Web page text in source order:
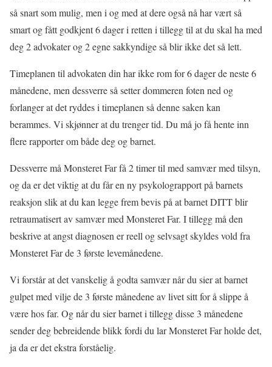
så snart som mulig, men i og med at dere også nå har vært så
smart og fått godkjent 6 dager i retten i tillegg til at du skal ha med
deg 2 advokater og 2 egne sakkyndige så blir ikke det så lett.
Timeplanen til advokaten din har ikke rom for 6 dager de neste 6
månedene, men dessverre så setter dommeren foten ned og
forlanger at det ryddes i timeplanen så denne saken kan
berammes. Vi skjønner at du trenger tid. Du må jo få hente inn
flere rapporter om både deg og barnet.
Dessverre må Monsteret Far få 2 timer til med samvær med tilsyn,
og da er det viktig at du får en ny psykolograpport på barnets
reaksjon slik at du kan legge frem bevis på at barnet DITT blir
retraumatisert av samvær med Monsteret Far. I tillegg må den
beskrive at angst diagnosen er reell og selvsagt skyldes vold fra
Monsteret Far de 3 første levemånedene.
Vi forstår at det vanskelig å godta samvær når du sier at barnet
gulpet med vilje de 3 første månedene av livet sitt for å slippe å
være hos far. Og når du sier barnet i tillegg disse 3 månedene
sender deg bebreidende blikk fordi du lar Monsteret Far holde det,
ja da er det ekstra forståelig.